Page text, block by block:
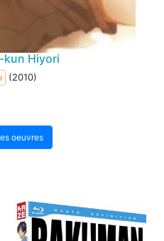
kun Hiyori
(2010)
oeuvres